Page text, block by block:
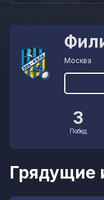
Москва
3
Побед
Грядущие